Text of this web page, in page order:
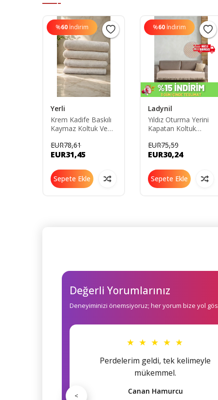
%60 İndirim
Yerli
Krem Kadife Baskılı
Kaymaz Koltuk Ve
180*210 Cm
EUR78,61
EUR31,45
Sepete Ekle
%60 İndirim
Ladynil
Yıldız Oturma Yerini
Kapatan Koltuk
EUR75,59
EUR30,24
Sepete Ekle
Değerli Yorumlarınız
Deneyiminizi önemsiyoruz; her yorum bize yol
★ ★ ★ ★ ★
Perdelerim geldi, tek kelimeyle
mükemmel.
Canan Hamurcu
<